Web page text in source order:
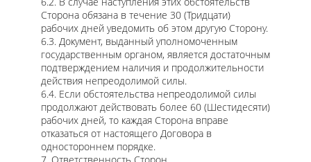
Сторона обязана в течение 30 (Тридцати)
рабочих дней уведомить об этом другую Сторону.
6.3. Документ, выданный уполномоченным
государственным органом, является достаточным
подтверждением наличия и продолжительности
действия непреодолимой силы.
6.4. Если обстоятельства непреодолимой силы
продолжают действовать более 60 (Шестидесяти)
рабочих дней, то каждая Сторона вправе
отказаться от настоящего Договора в
одностороннем порядке.